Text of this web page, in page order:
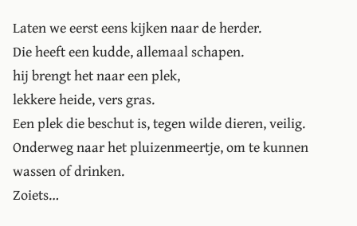
Laten we eerst eens kijken naar de herder.
Die heeft een kudde, allemaal schapen.
hij brengt het naar een plek,
lekkere heide, vers gras.
Een plek die beschut is, tegen wilde dieren, veilig.
Onderweg naar het pluizenmeertje, om te kunnen
wassen of drinken.
Zoiets…